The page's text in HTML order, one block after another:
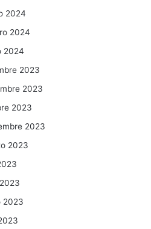
2024
2024
2024
2023
2023
2023
2023
2023
2023